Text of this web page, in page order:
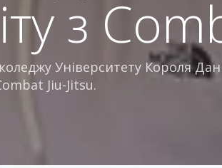
з
Університету Короля
Jiu-Jitsu.